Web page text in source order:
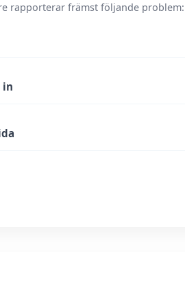
rapporterar främst följande problem:
in